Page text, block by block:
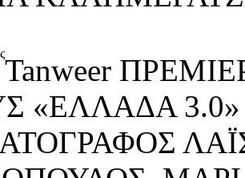
Tanweer
«ΕΛΛΑΔΑ 3.0»